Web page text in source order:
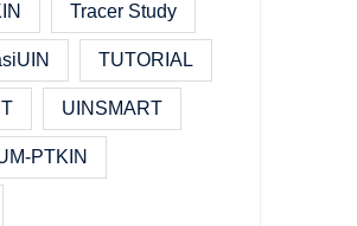
Tracer Study
TUTORIAL
UINSMART
PTKIN